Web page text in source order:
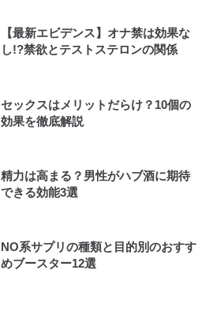
【最新エビデンス】オナ禁は効果な
し!?禁欲とテストステロンの関係
セックスはメリットだらけ？10個の
効果を徹底解説
精力は高まる？男性がハブ酒に期待
できる効能3選
NO系サプリの種類と目的別のおすす
めブースター12選